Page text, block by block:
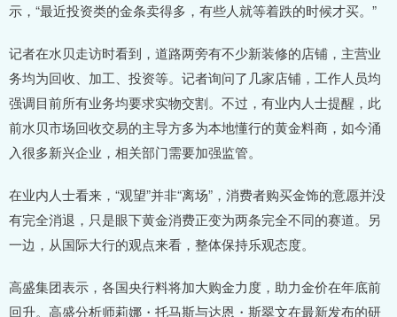
示，“最近投资类的金条卖得多，有些人就等着跌的时候才买。”
记者在水贝走访时看到，道路两旁有不少新装修的店铺，主营业
务均为回收、加工、投资等。记者询问了几家店铺，工作人员均
强调目前所有业务均要求实物交割。不过，有业内人士提醒，此
前水贝市场回收交易的主导方多为本地懂行的黄金料商，如今涌
入很多新兴企业，相关部门需要加强监管。
在业内人士看来，“观望”并非“离场”，消费者购买金饰的意愿并没
有完全消退，只是眼下黄金消费正变为两条完全不同的赛道。另
一边，从国际大行的观点来看，整体保持乐观态度。
高盛集团表示，各国央行料将加大购金力度，助力金价在年底前
回升。高盛分析师莉娜・托马斯与达恩・斯翠文在最新发布的研